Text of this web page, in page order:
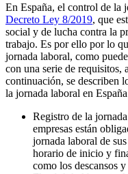
En España, el control de la
Decreto Ley 8/2019, que
social y de lucha contra la
trabajo. Es por ello por lo
jornada laboral, como
con una serie de requisitos,
continuación, se describen
la jornada laboral en
Registro de la
empresas están
jornada laboral de
horario de inicio y
como los descansos